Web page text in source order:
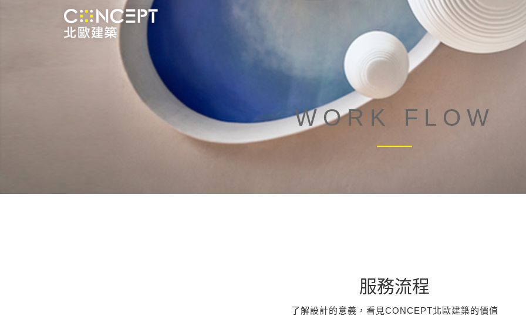
WORK FLOW
服務流程
了解設計的意義，看見CONCEPT北歐建築的價值